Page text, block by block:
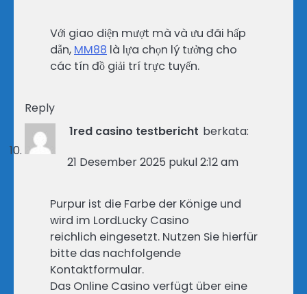
Với giao diện mượt mà và ưu đãi hấp
dẫn, MM88 là lựa chọn lý tưởng cho
các tín đồ giải trí trực tuyến.
Reply
1red casino testbericht berkata:
21 Desember 2025 pukul 2:12 am
Purpur ist die Farbe der Könige und
wird im LordLucky Casino
reichlich eingesetzt. Nutzen Sie hierfür
bitte das nachfolgende
Kontaktformular.
Das Online Casino verfügt über eine